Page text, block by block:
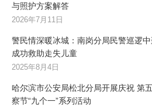
与照护方案解答
2026年7月11日
警民情深暖冰城：南岗分局民警巡逻中
成功救助走失儿童
2025年8月4日
哈尔滨市公安局松北分局开展庆祝 第
察节“九个一”系列活动